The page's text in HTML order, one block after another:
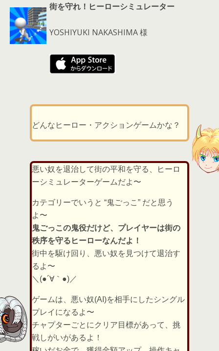
街を守れ！ヒーローシミュレーター
YOSHIYUKI NAKASHIMA 様
どんなヒーロー・アクションゲームかな？
悪い奴を退治して街の平和を守る、ヒーロ
ーシミュレーターゲームだよ〜
カテゴリーでいうと “鬼ごっこ” だと思う
よ〜
鬼ごっこの鬼役だけど、プレイヤーは街の
秩序を守るヒーローなんだよ！
街中を駆け回り、悪い奴を見つけて退治す
るよ〜
＼(●´∀｀●)／
ゲームは、悪い奴(AI)を相手にしたシングル
プレイになるよ〜
チャプターごとにクリア目標があって、挑
戦しがいがあるよ！